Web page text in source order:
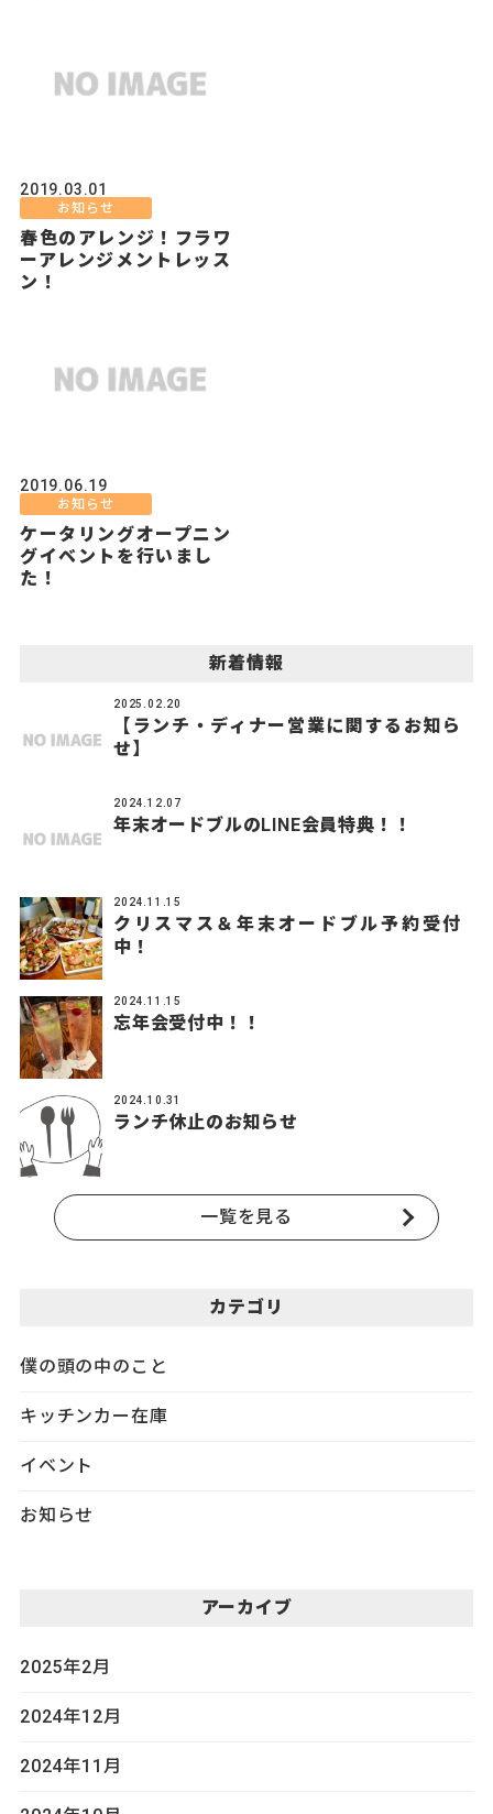
2019.03.01
お知らせ
春色のアレンジ！フラワ
ーアレンジメントレッス
ン！
2019.06.19
お知らせ
ケータリングオープニン
グイベントを行いまし
た！
新着情報
2025.02.20
【ランチ・ディナー営業に関するお知ら
せ】
2024.12.07
年末オードブルのLINE会員特典！！
2024.11.15
クリスマス＆年末オードブル予約受付
中！
2024.11.15
忘年会受付中！！
2024.10.31
ランチ休止のお知らせ
一覧を見る
カテゴリ
僕の頭の中のこと
キッチンカー在庫
イベント
お知らせ
アーカイブ
2025年2月
2024年12月
2024年11月